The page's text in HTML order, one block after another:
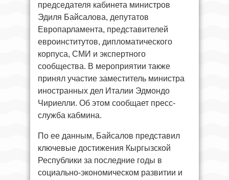
председателя кабинета министров
Эдиля Байсалова, депутатов
Европарламента, представителей
евроинститутов, дипломатического
корпуса, СМИ и экспертного
сообщества. В мероприятии также
принял участие заместитель министра
иностранных дел Италии Эдмондо
Чириелли. Об этом сообщает пресс-
служба кабмина.
По ее данным, Байсалов представил
ключевые достижения Кыргызской
Республики за последние годы в
социально-экономическом развитии и